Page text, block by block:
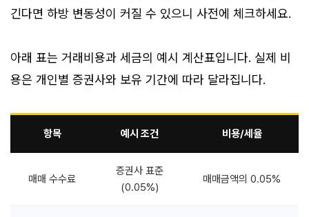
긴다면 하방 변동성이 커질 수 있으니 사전에 체크하세요.
아래 표는 거래비용과 세금의 예시 계산표입니다. 실제 비
용은 개인별 증권사와 보유 기간에 따라 달라집니다.
항목 예시 조건 비용/세율
매매 수수료
증권사 표준
(0.05%)
매매금액의 0.05%